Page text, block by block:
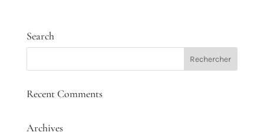
Search
Recent Comments
Archives